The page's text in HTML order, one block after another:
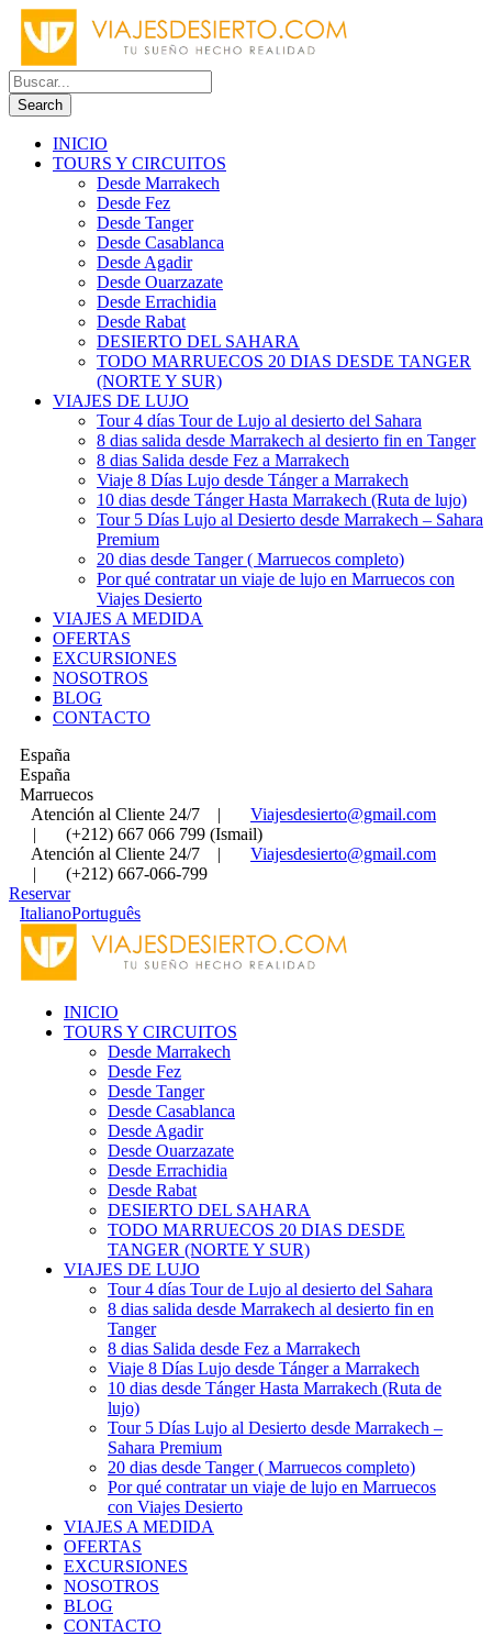
INICIO
TOURS Y CIRCUITOS
Desde Marrakech
Desde Fez
Desde Tanger
Desde Casablanca
Desde Agadir
Desde Ouarzazate
Desde Errachidia
Desde Rabat
DESIERTO DEL SAHARA
TODO MARRUECOS 20 DIAS DESDE TANGER
(NORTE Y SUR)
VIAJES DE LUJO
Tour 4 días Tour de Lujo al desierto del Sahara
8 dias salida desde Marrakech al desierto fin en Tanger
8 dias Salida desde Fez a Marrakech
Viaje 8 Días Lujo desde Tánger a Marrakech
10 dias desde Tánger Hasta Marrakech (Ruta de lujo)
Tour 5 Días Lujo al Desierto desde Marrakech – Sahara
Premium
20 dias desde Tanger ( Marruecos completo)
Por qué contratar un viaje de lujo en Marruecos con
Viajes Desierto
VIAJES A MEDIDA
OFERTAS
EXCURSIONES
NOSOTROS
BLOG
CONTACTO
España
España
Marruecos
Atención al Cliente 24/7
|
Viajesdesierto@gmail.com
|
(+212) 667 066 799 (Ismail)
Atención al Cliente 24/7
|
Viajesdesierto@gmail.com
|
(+212) 667-066-799
Reservar
ItalianoPortuguês
INICIO
TOURS Y CIRCUITOS
Desde Marrakech
Desde Fez
Desde Tanger
Desde Casablanca
Desde Agadir
Desde Ouarzazate
Desde Errachidia
Desde Rabat
DESIERTO DEL SAHARA
TODO MARRUECOS 20 DIAS DESDE
TANGER (NORTE Y SUR)
VIAJES DE LUJO
Tour 4 días Tour de Lujo al desierto del Sahara
8 dias salida desde Marrakech al desierto fin en
Tanger
8 dias Salida desde Fez a Marrakech
Viaje 8 Días Lujo desde Tánger a Marrakech
10 dias desde Tánger Hasta Marrakech (Ruta de
lujo)
Tour 5 Días Lujo al Desierto desde Marrakech –
Sahara Premium
20 dias desde Tanger ( Marruecos completo)
Por qué contratar un viaje de lujo en Marruecos
con Viajes Desierto
VIAJES A MEDIDA
OFERTAS
EXCURSIONES
NOSOTROS
BLOG
CONTACTO